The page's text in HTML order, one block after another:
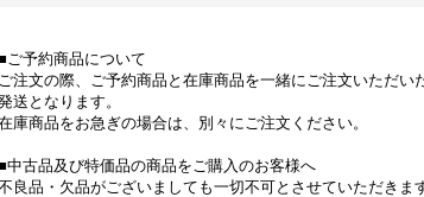
ご予約商品について
ご注文の際、ご予約商品と在庫商品を一緒にご注文いただ
送となります。
庫商品をお急ぎの場合は、別々にご注文ください。
中古品及び特価品の商品をご購入のお客様へ
良品・欠品がございましても一切不可とさせていただきま